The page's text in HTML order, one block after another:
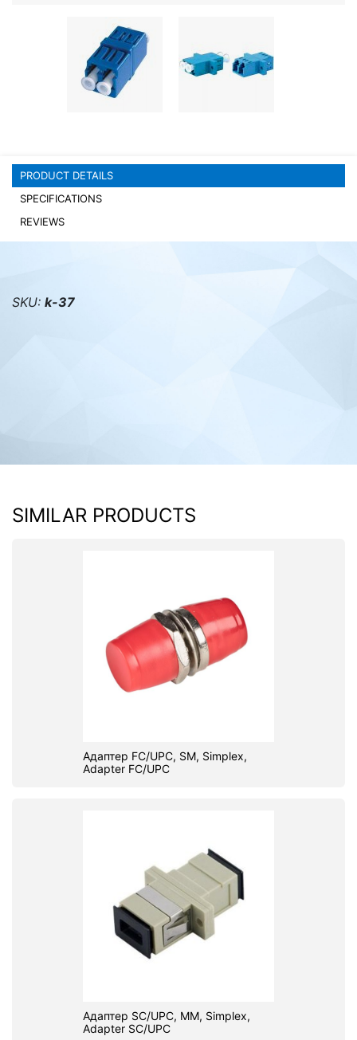
PC components
PRODUCT DETAILS
SPECIFICATIONS
REVIEWS
SKU: k-37
SIMILAR PRODUCTS
Адаптер FC/UPC, SM, Simplex,
Adapter FC/UPC
Адаптер SC/UPC, МM, Simplex,
Adapter SC/UPC